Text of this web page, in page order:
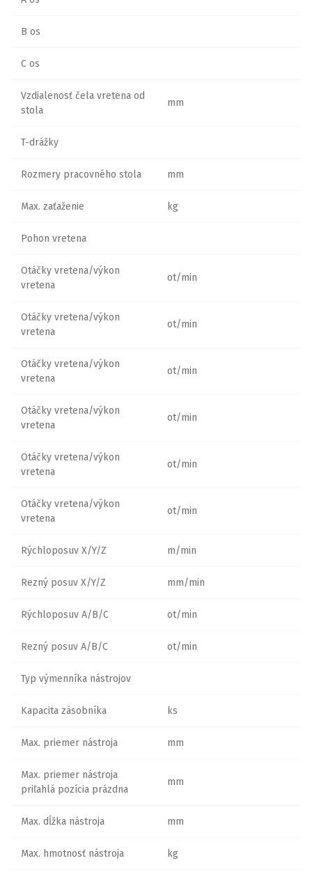
B os
C os
Vzdialenosť čela vretena od
stola
mm
T-drážky
Rozmery pracovného stola mm
Max. zaťaženie kg
Pohon vretena
Otáčky vretena/výkon
vretena
ot/min
Otáčky vretena/výkon
vretena
ot/min
Otáčky vretena/výkon
vretena
ot/min
Otáčky vretena/výkon
vretena
ot/min
Otáčky vretena/výkon
vretena
ot/min
Otáčky vretena/výkon
vretena
ot/min
Rýchloposuv X/Y/Z m/min
Rezný posuv X/Y/Z mm/min
Rýchloposuv A/B/C ot/min
Rezný posuv A/B/C ot/min
Typ výmenníka nástrojov
Kapacita zásobníka ks
Max. priemer nástroja mm
Max. priemer nástroja
priľahlá pozícia prázdna
mm
Max. dĺžka nástroja mm
Max. hmotnosť nástroja kg